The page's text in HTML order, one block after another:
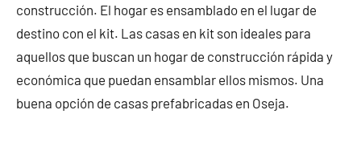
construcción. El hogar es ensamblado en el lugar de
destino con el kit. Las casas en kit son ideales para
aquellos que buscan un hogar de construcción rápida y
económica que puedan ensamblar ellos mismos. Una
buena opción de casas prefabricadas en Oseja.